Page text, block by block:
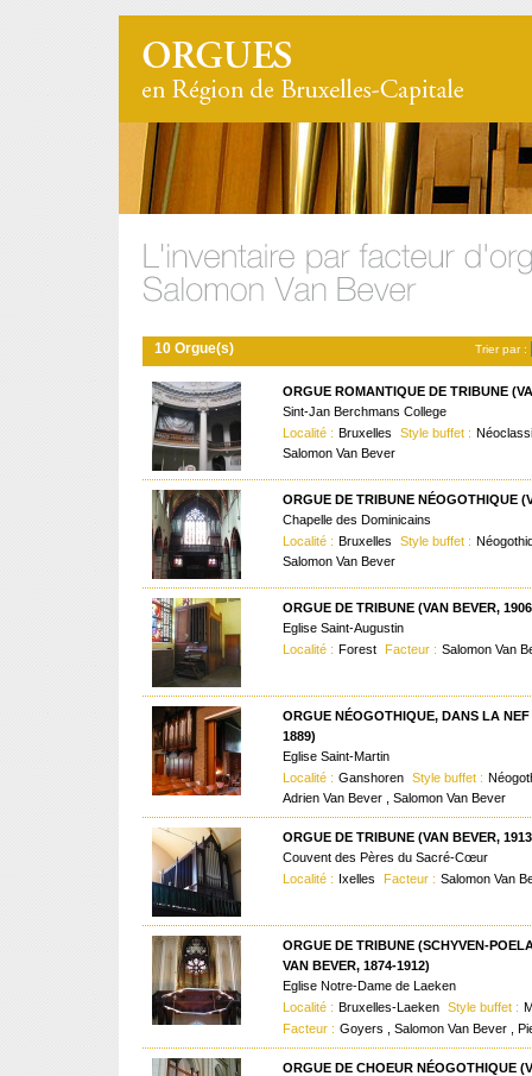
Trier par :
10 Orgue(s)
ORGUE ROMANTIQUE DE TRIBUNE
Sint-Jan Berchmans College
Localité : Bruxelles Style buffet :
Salomon Van Bever
ORGUE DE TRIBUNE NÉOGOTHIQUE
Chapelle des Dominicains
Localité : Bruxelles Style buffet :
Salomon Van Bever
ORGUE DE TRIBUNE (VAN BEVER,
Eglise Saint-Augustin
Localité : Forest Facteur : Salomon Van
ORGUE NÉOGOTHIQUE, DANS LA NEF
1889)
Eglise Saint-Martin
Localité : Ganshoren Style buffet :
Adrien Van Bever , Salomon Van Bever
ORGUE DE TRIBUNE (VAN BEVER,
Couvent des Pères du Sacré-Cœur
Localité : Ixelles Facteur : Salomon Van
ORGUE DE TRIBUNE (SCHYVEN-
VAN BEVER, 1874-1912)
Eglise Notre-Dame de Laeken
Localité : Bruxelles-Laeken Style buffet :
Facteur : Goyers , Salomon Van Bever ,
ORGUE DE CHOEUR NÉOGOTHIQUE